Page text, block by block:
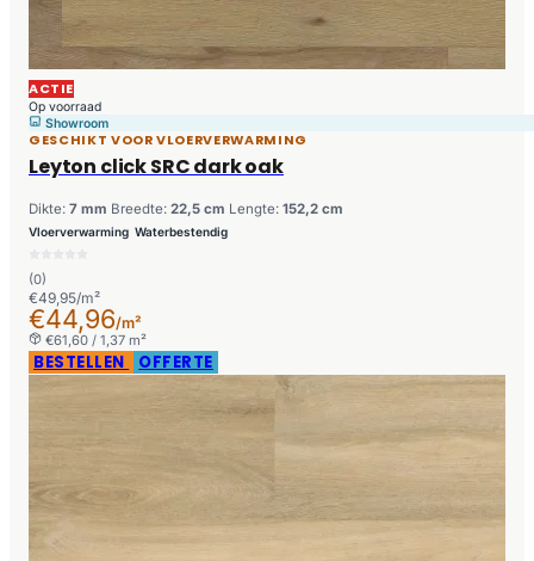
ACTIE
Op voorraad
Showroom
GESCHIKT VOOR VLOERVERWARMING
Leyton click SRC dark oak
Dikte: 7 mm Breedte: 22,5 cm Lengte: 152,2 cm
Vloerverwarming Waterbestendig
(0)
€49,95/m²
€44,96/m²
€61,60 / 1,37 m²
BESTELLEN OFFERTE